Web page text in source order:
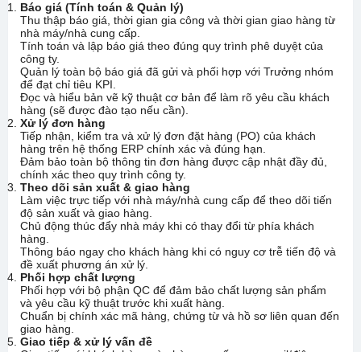
Báo giá (Tính toán & Quản lý)
Thu thập báo giá, thời gian gia công và thời gian giao hàng từ
nhà máy/nhà cung cấp.
Tính toán và lập báo giá theo đúng quy trình phê duyệt của
công ty.
Quản lý toàn bộ báo giá đã gửi và phối hợp với Trưởng nhóm
để đạt chỉ tiêu KPI.
Đọc và hiểu bản vẽ kỹ thuật cơ bản để làm rõ yêu cầu khách
hàng (sẽ được đào tạo nếu cần).
Xử lý đơn hàng
Tiếp nhận, kiểm tra và xử lý đơn đặt hàng (PO) của khách
hàng trên hệ thống ERP chính xác và đúng hạn.
Đảm bảo toàn bộ thông tin đơn hàng được cập nhật đầy đủ,
chính xác theo quy trình công ty.
Theo dõi sản xuất & giao hàng
Làm việc trực tiếp với nhà máy/nhà cung cấp để theo dõi tiến
độ sản xuất và giao hàng.
Chủ động thúc đẩy nhà máy khi có thay đổi từ phía khách
hàng.
Thông báo ngay cho khách hàng khi có nguy cơ trễ tiến độ và
đề xuất phương án xử lý.
Phối hợp chất lượng
Phối hợp với bộ phận QC để đảm bảo chất lượng sản phẩm
và yêu cầu kỹ thuật trước khi xuất hàng.
Chuẩn bị chính xác mã hàng, chứng từ và hồ sơ liên quan đến
giao hàng.
Giao tiếp & xử lý vấn đề